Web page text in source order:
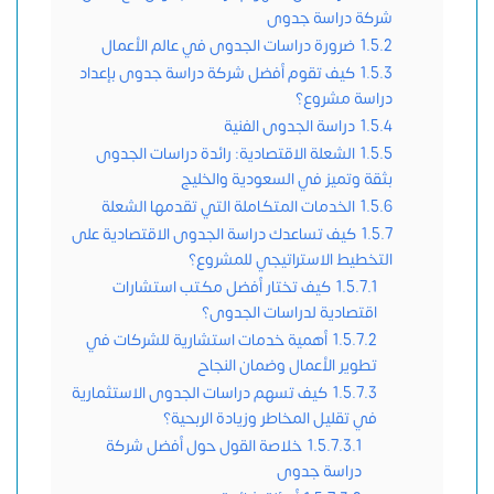
شركة دراسة جدوى
1.5.2 ضرورة دراسات الجدوى في عالم الأعمال
1.5.3 كيف تقوم أفضل شركة دراسة جدوى بإعداد
دراسة مشروع؟
1.5.4 دراسة الجدوى الفنية
1.5.5 الشعلة الاقتصادية: رائدة دراسات الجدوى
بثقة وتميز في السعودية والخليج
1.5.6 الخدمات المتكاملة التي تقدمها الشعلة
1.5.7 كيف تساعدك دراسة الجدوى الاقتصادية على
التخطيط الاستراتيجي للمشروع؟
1.5.7.1 كيف تختار أفضل مكتب استشارات
اقتصادية لدراسات الجدوى؟
1.5.7.2 أهمية خدمات استشارية للشركات في
تطوير الأعمال وضمان النجاح
1.5.7.3 كيف تسهم دراسات الجدوى الاستثمارية
في تقليل المخاطر وزيادة الربحية؟
1.5.7.3.1 خلاصة القول حول أفضل شركة
دراسة جدوى